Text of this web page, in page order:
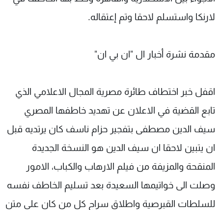
لارنكا واستسلم لاحقا وتم إعتقاله.
مقدمة نشرة أخبار ال "ان بي ان"
اقفل خبر اختطاف طائرة مصرية المجال الاعلامي الذي
تابع القضية في الاعلان عن تهديد خاطفها المصري
سيف الدين مصطفى بتفجير حزام ناسف كان يرتديه قبل
ان يتبين لاحقا ان سيف الدين هو النسخة الجديدة
المنقحة والمزيفة من فيلم الارهاب والكباب، الامور
وصلت الى خواتيمها السعيدة بعد تسليم الخاطف نفسه
للسلطات القبرصية واطلاق سراح كل من كان على متن